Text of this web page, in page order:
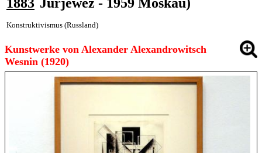
Konstruktivismus (Russland)
Kunstwerke von Alexander Alexandrowitsch
Wesnin (1920)